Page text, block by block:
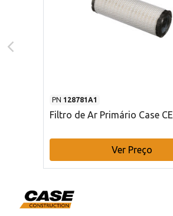
PN 128781A1
Filtro de Ar Primário Case CE
Ver Preço